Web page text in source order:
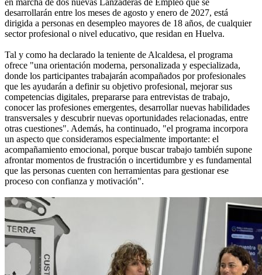
en marcha de dos nuevas Lanzaderas de Empleo que se
desarrollarán entre los meses de agosto y enero de 2027, está
dirigida a personas en desempleo mayores de 18 años, de cualquier
sector profesional o nivel educativo, que residan en Huelva.
Tal y como ha declarado la teniente de Alcaldesa, el programa
ofrece "una orientación moderna, personalizada y especializada,
donde los participantes trabajarán acompañados por profesionales
que les ayudarán a definir su objetivo profesional, mejorar sus
competencias digitales, prepararse para entrevistas de trabajo,
conocer las profesiones emergentes, desarrollar nuevas habilidades
transversales y descubrir nuevas oportunidades relacionadas, entre
otras cuestiones". Además, ha continuado, "el programa incorpora
un aspecto que consideramos especialmente importante: el
acompañamiento emocional, porque buscar trabajo también supone
afrontar momentos de frustración o incertidumbre y es fundamental
que las personas cuenten con herramientas para gestionar ese
proceso con confianza y motivación".